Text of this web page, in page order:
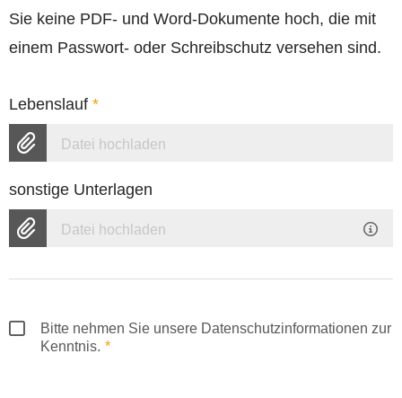
Sie keine PDF- und Word-Dokumente hoch, die mit
einem Passwort- oder Schreibschutz versehen sind.
Lebenslauf *
Datei hochladen
sonstige Unterlagen
Datei hochladen
Bitte nehmen Sie unsere Datenschutzinformationen zur
Kenntnis.